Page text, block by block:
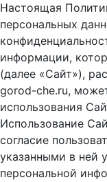
Настоящая
персональных
информации,
(далее «Сайт»),
gorod-che.ru,
использования
Использование
согласие
указанными в ней
персональной